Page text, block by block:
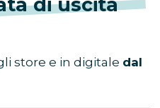
di uscita
store e in digitale dal